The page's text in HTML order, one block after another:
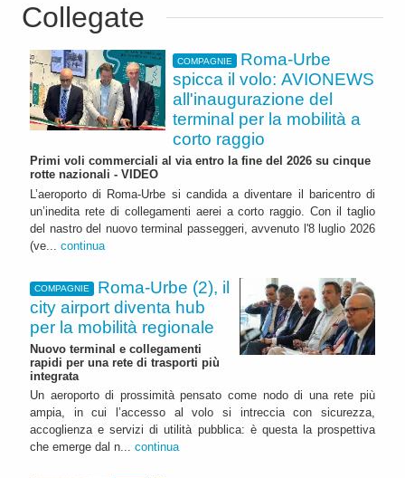
Collegate
COMPAGNIE
Roma-Urbe
spicca il volo: AVIONEWS
all'inaugurazione del
terminal per la mobilità a
corto raggio
Primi voli commerciali al via entro la fine del 2026 su cinque
rotte nazionali - VIDEO
L’aeroporto di Roma-Urbe si candida a diventare il baricentro di
un’inedita rete di collegamenti aerei a corto raggio. Con il taglio
del nastro del nuovo terminal passeggeri, avvenuto l'8 luglio 2026
(ve... continua
COMPAGNIE
Roma-Urbe (2), il
city airport diventa hub
per la mobilità regionale
Nuovo terminal e collegamenti
rapidi per una rete di trasporti più
integrata
Un aeroporto di prossimità pensato come nodo di una rete più
ampia, in cui l’accesso al volo si intreccia con sicurezza,
accoglienza e servizi di utilità pubblica: è questa la prospettiva
che emerge dal n... continua